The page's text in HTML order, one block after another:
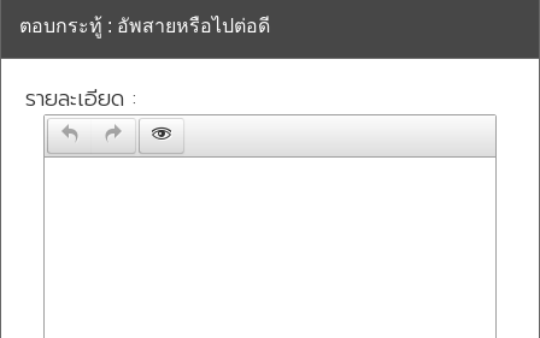
ตอบกระทู้ : อัพสายหรือไปต่อดี
รายละเอียด :